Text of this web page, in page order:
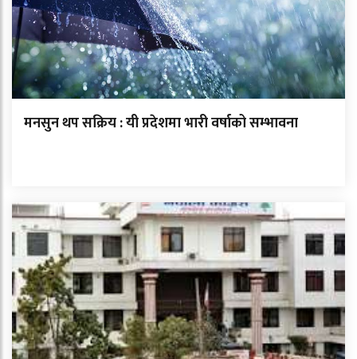
मनसुन थप सक्रिय : यी प्रदेशमा भारी वर्षाको सम्भावना